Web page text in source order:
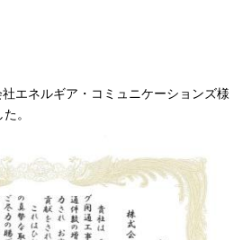
エネルギア・コミュニケーションズ様
。